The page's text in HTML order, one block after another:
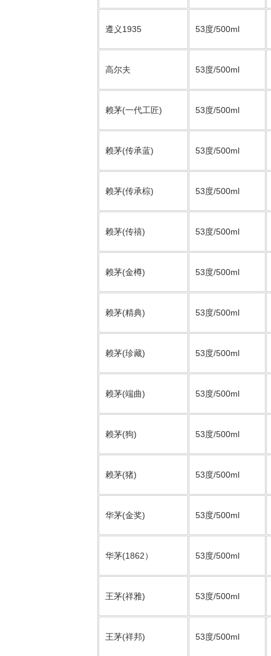
遵义1935 53度/500ml
高尔夫 53度/500ml
赖茅(一代工匠) 53度/500ml
赖茅(传承蓝) 53度/500ml
赖茅(传承棕) 53度/500ml
赖茅(传禧) 53度/500ml
赖茅(金樽) 53度/500ml
赖茅(精典) 53度/500ml
赖茅(珍藏) 53度/500ml
赖茅(端曲) 53度/500ml
赖茅(狗) 53度/500ml
赖茅(猪) 53度/500ml
华茅(金奖) 53度/500ml
华茅(1862） 53度/500ml
王茅(祥雅) 53度/500ml
王茅(祥邦) 53度/500ml